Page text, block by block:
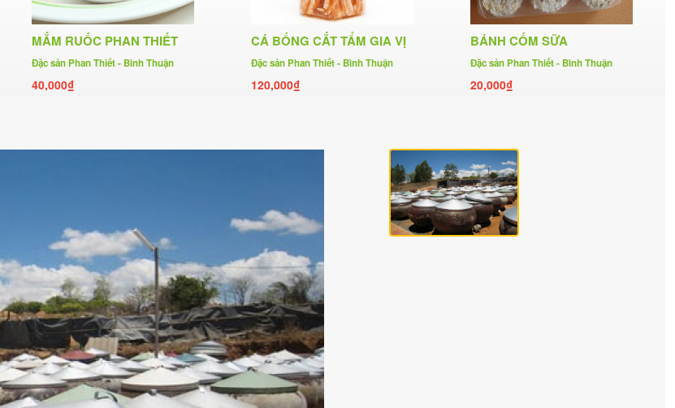
MẮM RUỐC PHAN THIẾT
Đặc sản Phan Thiết - Bình Thuận
40,000₫
CÁ BỐNG CẮT TẨM GIA VỊ
Đặc sản Phan Thiết - Bình Thuận
120,000₫
BÁNH CỐM SỮA
Đặc sản Phan Thiết - Bình Thuận
20,000₫